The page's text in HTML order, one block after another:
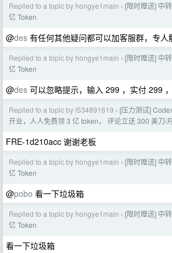
Replied to a topic by hongye1main › [限时赠送] 中
亿 Token
@des 有任何其他疑问都可以加客服群，专人
Replied to a topic by hongye1main › [限时赠送] 中
亿 Token
@des 可以忽略提示，输入 299 ，实付 299
Replied to a topic by l534891619 › [压力测试]
开业，人人免费领 3 亿 token， 评论立送 300 美刀/
FRE-1d210acc 谢谢老板
Replied to a topic by hongye1main › [限时赠送] 中
亿 Token
@pobo 看一下垃圾箱
Replied to a topic by hongye1main › [限时赠送] 中
亿 Token
看一下垃圾箱